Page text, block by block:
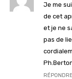
Je me
de cet
et je ne
pas de
RÉPONDRE